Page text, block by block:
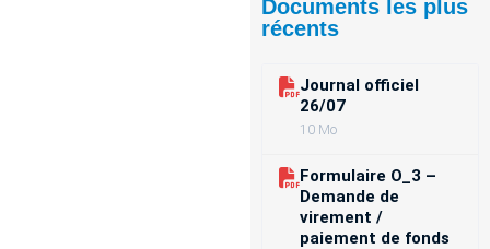
Documents les plus
récents
Journal officiel
26/07
10 Mo
Formulaire O_3 –
Demande de
virement /
paiement de fonds